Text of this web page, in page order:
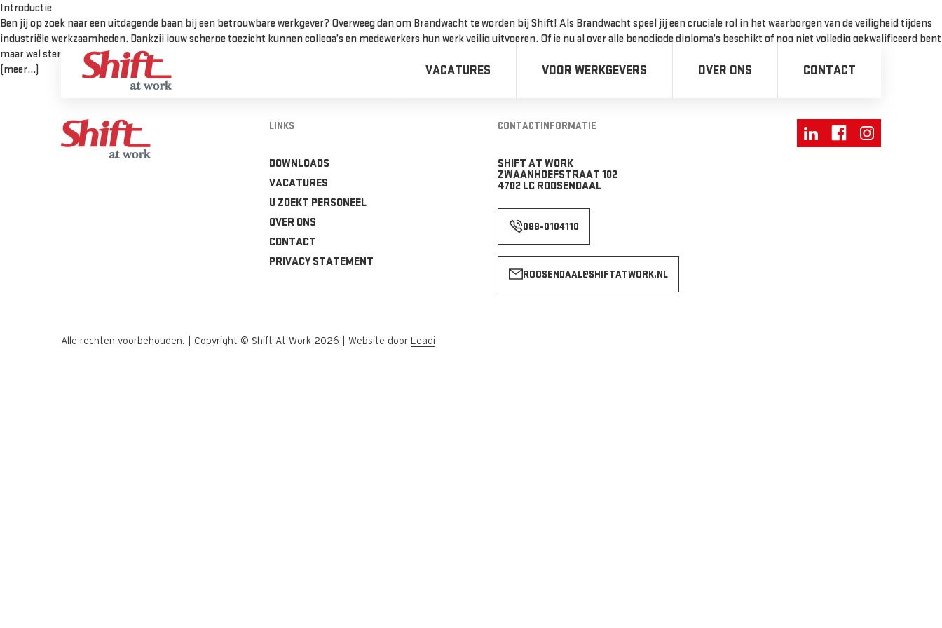
VACATURES VOOR WERKGEVERS OVER ONS CONTACT
Introductie
Ben jij op zoek naar een uitdagende baan bij een betrouwbare werkgever? Overweeg dan om Brandwacht te worden bij Shift! Als Brandwacht speel jij een cruciale rol in het waarborgen van de veiligheid tijdens
industriële werkzaamheden. Dankzij jouw scherpe toezicht kunnen collega’s en medewerkers hun werk veilig uitvoeren. Of je nu al over alle benodigde diploma’s beschikt of nog niet volledig gekwalificeerd bent
maar wel sterk gemotiveerd, wij moedigen je aan om te reageren!
(meer…)
LINKS
DOWNLOADS
VACATURES
U ZOEKT PERSONEEL
OVER ONS
CONTACT
PRIVACY STATEMENT
CONTACTINFORMATIE
SHIFT AT WORK
ZWAANHOEFSTRAAT 102
4702 LC ROOSENDAAL
088-0104110
ROOSENDAAL@SHIFTATWORK.NL
Alle rechten voorbehouden. Copyright © Shift At Work 2026 Website door Leadi